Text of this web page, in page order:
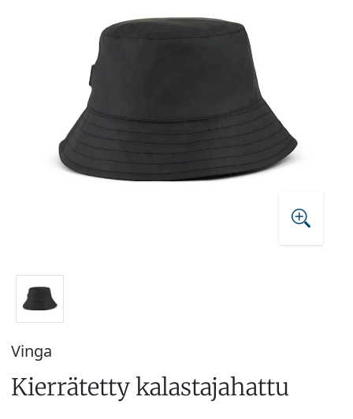
Vinga
Kierrätetty kalastajahattu